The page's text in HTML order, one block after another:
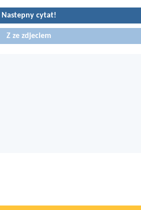
Nastepny cytat!
Z ze zdjeciem